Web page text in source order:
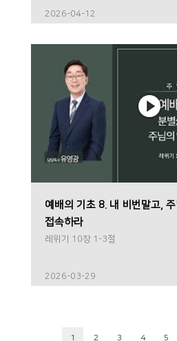
2026-04-12
예배의 기초 8. 내 비번말고,
접속하라
레위기 10장 1-3절
2026-03-29
1 2 3 4 5